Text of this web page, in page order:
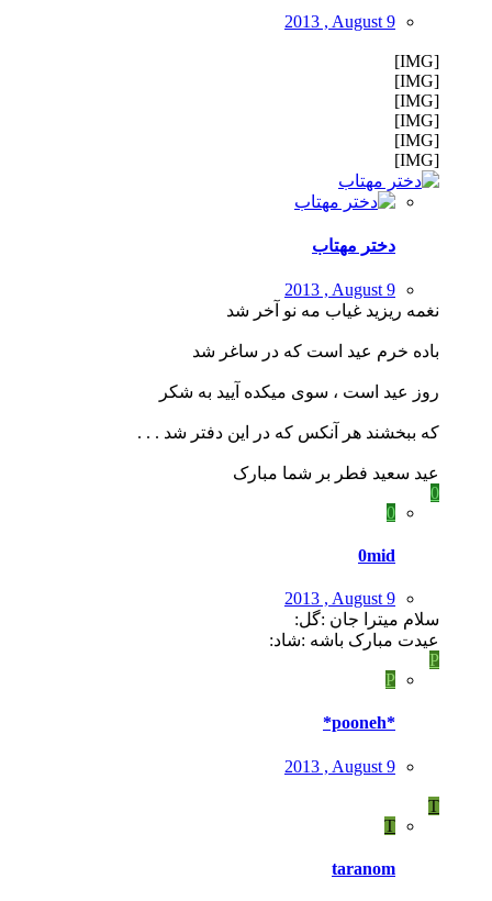
2013 , August 9
[IMG]
[IMG]
[IMG]
[IMG]
[IMG]
[IMG]
دختر مهتاب
2013 , August 9
نغمه ریزید غیاب مه نو آخر شد
باده خرم عید است که در ساغر شد
روز عید است ، سوی میکده آیید به شکر
که ببخشند هر آنکس که در این دفتر شد . . .
عید سعید فطر بر شما مبارک
0
0
0mid
2013 , August 9
سلام میترا جان :گل:
عیدت مبارک باشه :شاد:
P
P
*pooneh*
2013 , August 9
T
T
taranom